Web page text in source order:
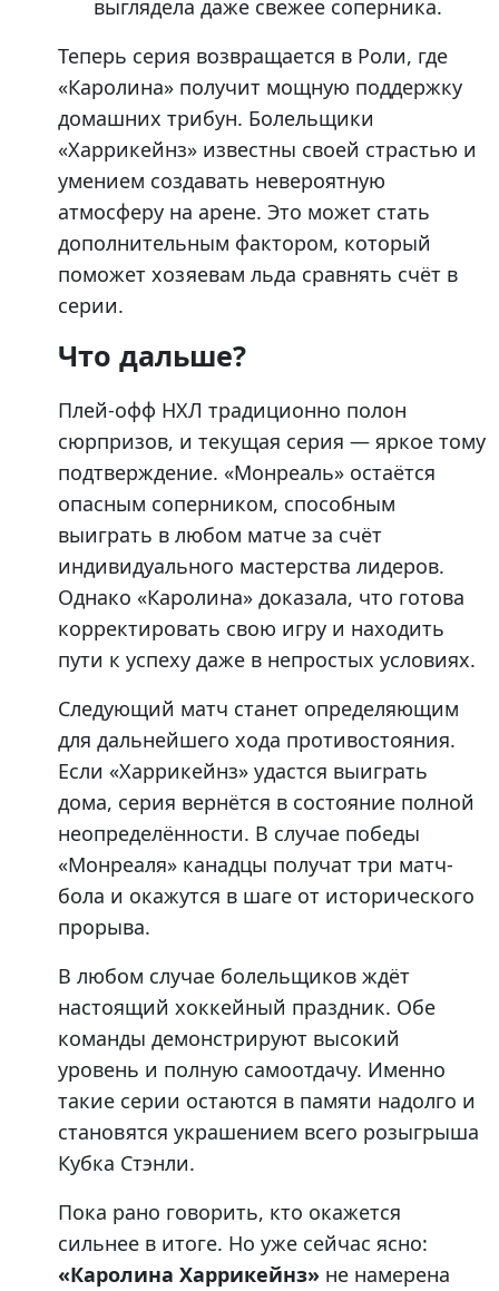
выглядела даже свежее соперника.
Теперь серия возвращается в Роли, где
«Каролина» получит мощную поддержку
домашних трибун. Болельщики
«Харрикейнз» известны своей страстью и
умением создавать невероятную
атмосферу на арене. Это может стать
дополнительным фактором, который
поможет хозяевам льда сравнять счёт в
серии.
Что дальше?
Плей-офф НХЛ традиционно полон
сюрпризов, и текущая серия — яркое тому
подтверждение. «Монреаль» остаётся
опасным соперником, способным
выиграть в любом матче за счёт
индивидуального мастерства лидеров.
Однако «Каролина» доказала, что готова
корректировать свою игру и находить
пути к успеху даже в непростых условиях.
Следующий матч станет определяющим
для дальнейшего хода противостояния.
Если «Харрикейнз» удастся выиграть
дома, серия вернётся в состояние полной
неопределённости. В случае победы
«Монреаля» канадцы получат три матч-
бола и окажутся в шаге от исторического
прорыва.
В любом случае болельщиков ждёт
настоящий хоккейный праздник. Обе
команды демонстрируют высокий
уровень и полную самоотдачу. Именно
такие серии остаются в памяти надолго и
становятся украшением всего розыгрыша
Кубка Стэнли.
Пока рано говорить, кто окажется
сильнее в итоге. Но уже сейчас ясно:
«Каролина Харрикейнз» не намерена